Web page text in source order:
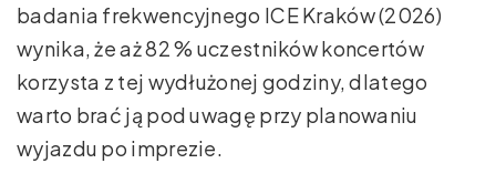
badania frekwencyjnego ICE Kraków (2026)
wynika, że aż 82 % uczestników koncertów
korzysta z tej wydłużonej godziny, dlatego
warto brać ją pod uwagę przy planowaniu
wyjazdu po imprezie.